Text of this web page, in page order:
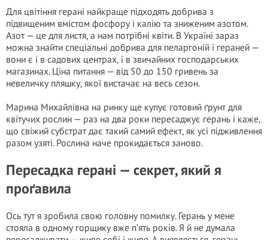
Для цвітіння герані найкраще підходять добрива з
підвищеним вмістом фосфору і калію та зниженим азотом.
Азот — це для листя, а нам потрібні квіти. В Україні зараз
можна знайти спеціальні добрива для пеларгоній і гераней —
вони є і в садових центрах, і в звичайних господарських
магазинах. Ціна питання — від 50 до 150 гривень за
невеличку пляшку, якої вистачає на весь сезон.
Марина Михайлівна на ринку ще купує готовий ґрунт для
квітучих рослин — раз на два роки пересаджує герань і каже,
що свіжий субстрат дає такий самий ефект, як усі підживлення
разом узяті. Рослина наче прокидається заново.
Пересадка герані — секрет, який я
проґавила
Ось тут я зробила свою головну помилку. Герань у мене
стояла в одному горщику вже п’ять років. Я й не думала